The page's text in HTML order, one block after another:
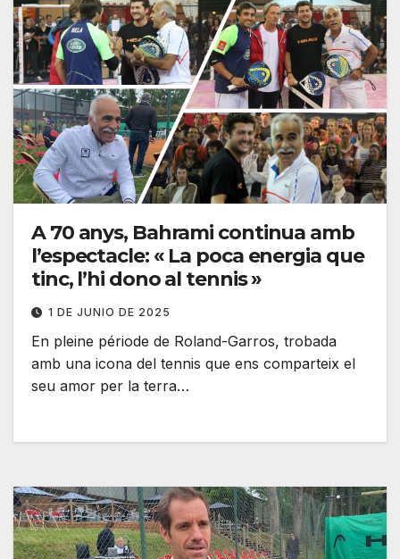
A 70 anys, Bahrami continua amb
l’espectacle: « La poca energia que
tinc, l’hi dono al tennis »
1 DE JUNIO DE 2025
En pleine période de Roland-Garros, trobada
amb una icona del tennis que ens comparteix el
seu amor per la terra…